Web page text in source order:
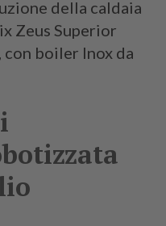
della caldaia
Zeus Superior
con boiler Inox da